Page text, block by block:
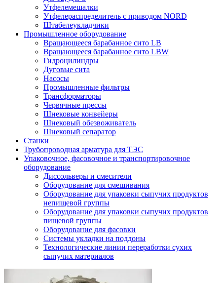
Утфелемешалки
Утфелераспределитель с приводом NORD
Штабелеукладчики
Промышленное оборудование
Вращающееся барабанное сито LB
Вращающееся барабанное сито LBW
Гидроцилиндры
Дуговые сита
Насосы
Промышленные фильтры
Трансформаторы
Червячные прессы
Шнековые конвейеры
Шнековый обезвоживатель
Шнековый сепаратор
Станки
Трубопроводная арматура для ТЭС
Упаковочное, фасовочное и транспортировочное
оборудование
Диссольверы и смесители
Оборудование для смешивания
Оборудование для упаковки сыпучих продуктов
непищевой группы
Оборудование для упаковки сыпучих продуктов
пищевой группы
Оборудование для фасовки
Системы укладки на поддоны
Технологические линии переработки сухих
сыпучих материалов